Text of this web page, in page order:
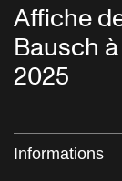
Affiche
Bausch
2025
Informations